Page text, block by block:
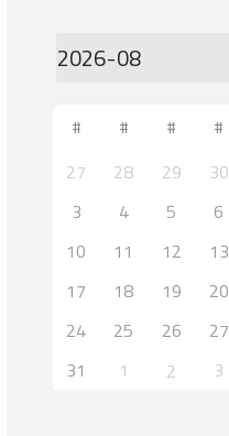
# # # #
27 28 29 30
3
4 5 6
10
11 12 13
17
18 19 20
24
25 26 27
31
1 2 3